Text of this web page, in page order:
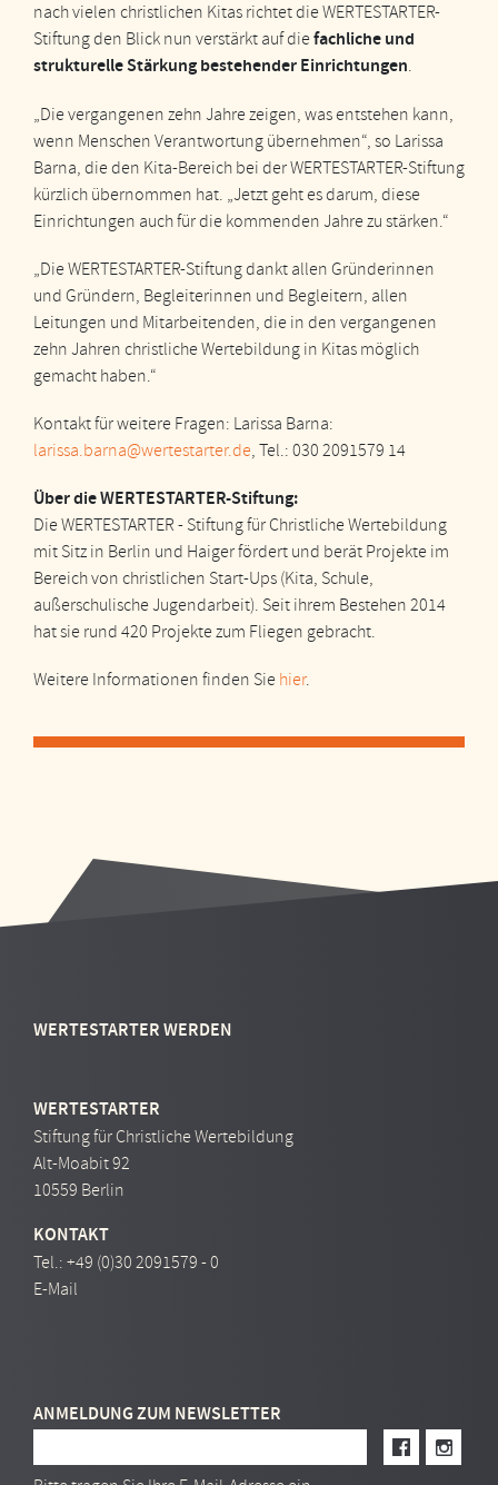
nach vielen christlichen Kitas richtet die WERTESTARTER-
Stiftung den Blick nun verstärkt auf diefachliche und
strukturelle Stärkung bestehender Einrichtungen.
„Die vergangenen zehn Jahre zeigen, was entstehen kann,
wenn Menschen Verantwortung übernehmen“, so Larissa
Barna, die den Kita-Bereich bei der WERTESTARTER-Stiftung
kürzlich übernommen hat. „Jetzt geht es darum, diese
Einrichtungen auch für die kommenden Jahre zu stärken.“
„Die WERTESTARTER-Stiftung dankt allen Gründerinnen
und Gründern, Begleiterinnen und Begleitern, allen
Leitungen und Mitarbeitenden, die in den vergangenen
zehn Jahren christliche Wertebildung in Kitas möglich
gemacht haben.“
Kontakt für weitere Fragen: Larissa Barna:
larissa.barna@wertestarter.de, Tel.: 030 2091579 14
Über die WERTESTARTER-Stiftung:
Die WERTESTARTER - Stiftung für Christliche Wertebildung
mit Sitz in Berlin und Haiger fördert und berät Projekte im
Bereich von christlichen Start-Ups (Kita, Schule,
außerschulische Jugendarbeit). Seit ihrem Bestehen 2014
hat sie rund 420 Projekte zum Fliegen gebracht.
Weitere Informationen finden Sie hier.
WERTESTARTER WERDEN
WERTESTARTER
Stiftung für Christliche Wertebildung
Alt-Moabit 92
10559 Berlin
KONTAKT
Tel.: +49 (0)30 2091579 - 0
E-Mail
ANMELDUNG ZUM NEWSLETTER